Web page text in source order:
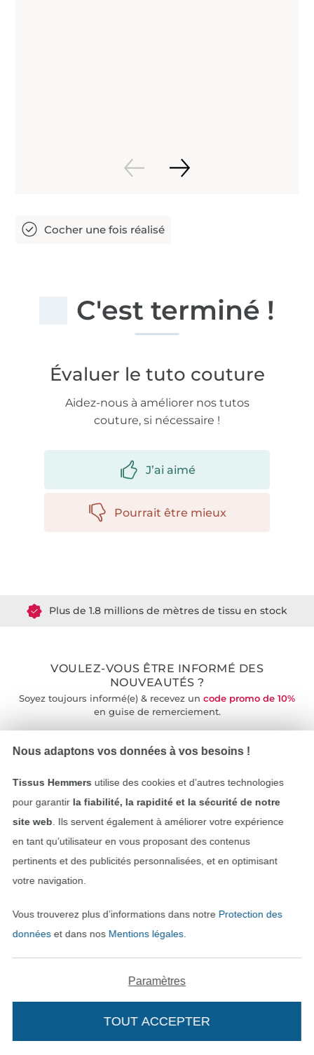
C'est terminé !
Évaluer le tuto couture
Aidez-nous à améliorer nos tutos
couture, si nécessaire !
J’ai aimé
Pourrait être mieux
Plus de 1.8 millions de mètres de tissu en stock
36 ans d'expérience
VOULEZ-VOUS ÊTRE INFORMÉ DES
NOUVEAUTÉS ?
Soyez toujours informé(e) & recevez un code promo de 10%
en guise de remerciement.
Votre adresse e-mail
S'abonner !
Note 4.71/ 5 de 580 avis des 12 derniers mois
07.08.2026
Nous adaptons vos données à vos besoins !
Tissus Hemmers utilise des cookies et d’autres technologies
pour garantir la fiabilité, la rapidité et la sécurité de notre
site web . Ils servent également à améliorer votre expérience
en tant qu’utilisateur en vous proposant des contenus
pertinents et des publicités personnalisées, et en optimisant
votre navigation.
Vous trouverez plus d’informations dans notre Protection des
donnéeset dans nos Mentions légales.
Paramètres
TOUT ACCEPTER